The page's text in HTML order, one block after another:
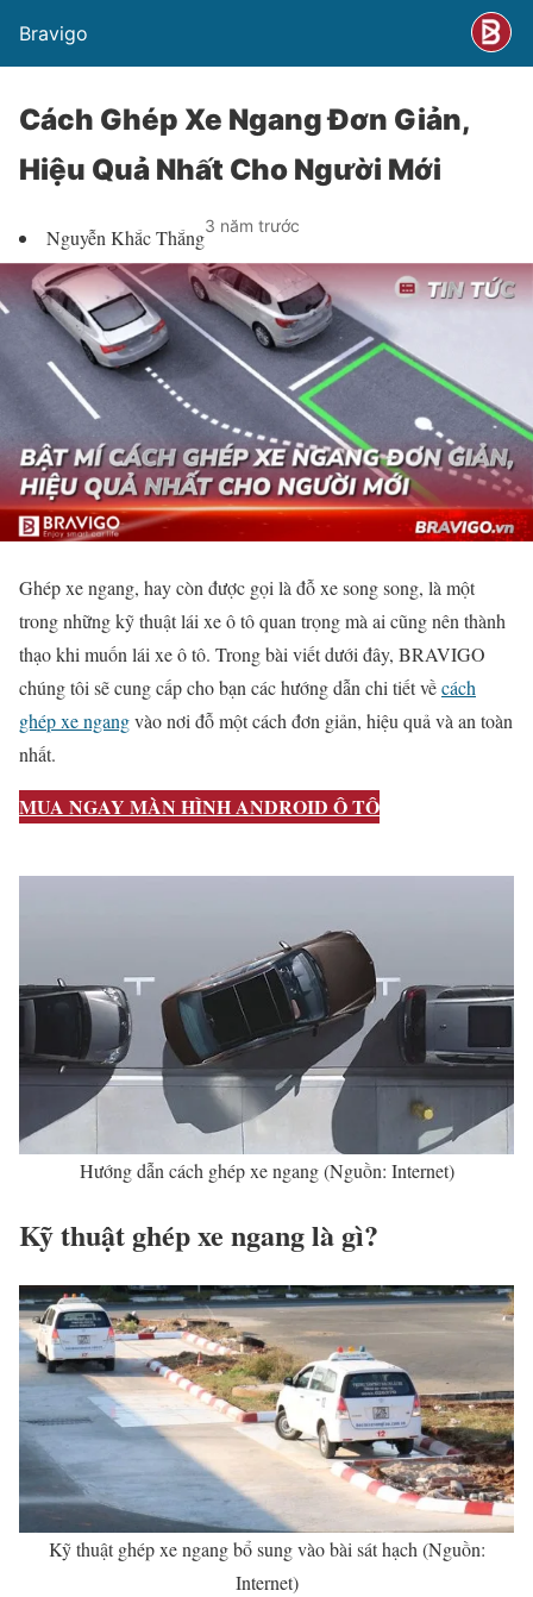
Bravigo
Cách Ghép Xe Ngang Đơn Giản,
Hiệu Quả Nhất Cho Người Mới
Nguyễn Khắc Thắng3 năm trước
Ghép xe ngang, hay còn được gọi là đỗ xe song song, là một
trong những kỹ thuật lái xe ô tô quan trọng mà ai cũng nên thành
thạo khi muốn lái xe ô tô. Trong bài viết dưới đây, BRAVIGO
chúng tôi sẽ cung cấp cho bạn các hướng dẫn chi tiết vềcách
ghép xe ngangvào nơi đỗ một cách đơn giản, hiệu quả và an toàn
nhất.
MUA NGAY MÀN HÌNH ANDROID Ô TÔ
Hướng dẫn cách ghép xe ngang (Nguồn: Internet)
Kỹ thuật ghép xe ngang là gì?
Kỹ thuật ghép xe ngang bổ sung vào bài sát hạch (Nguồn:
Internet)